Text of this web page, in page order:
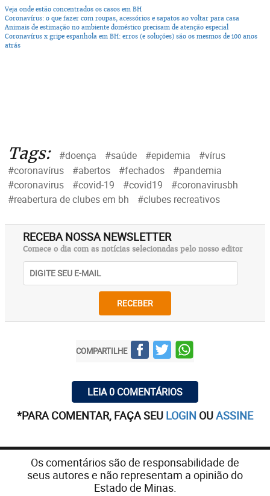
Veja onde estão concentrados os casos em BH
Coronavírus: o que fazer com roupas, acessórios e sapatos ao voltar para casa
Animais de estimação no ambiente doméstico precisam de atenção especial
Coronavírus x gripe espanhola em BH: erros (e soluções) são os mesmos de 100 anos
atrás
Tags: #doença #saúde #epidemia
#vírus
#coronavírus
#abertos #fechados
#pandemia
#coronavirus
#covid-19 #covid19
#coronavirusbh
#reabertura de clubes em bh
#clubes recreativos
RECEBA NOSSA NEWSLETTER
Comece o dia com as notícias selecionadas pelo nosso editor
RECEBER
COMPARTILHE
LEIA 0 COMENTÁRIOS
*PARA COMENTAR, FAÇA SEU LOGIN OUASSINE
Os comentários são de responsabilidade de
seus autores e não representam a opinião do
Estado de Minas.